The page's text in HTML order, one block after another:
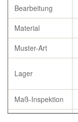
Bearbeitung
Material
Muster-Art
Lager
Maß-Inspektion